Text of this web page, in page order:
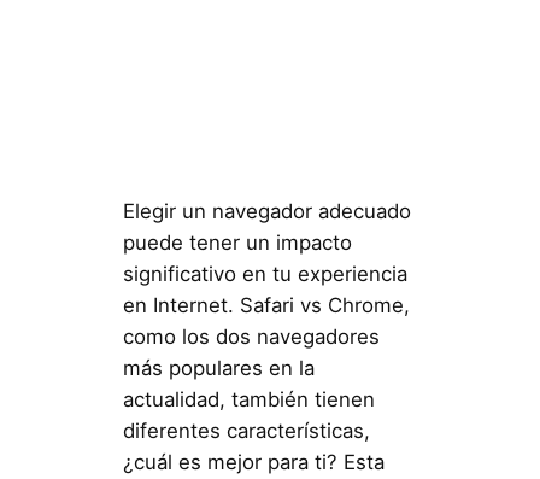
Elegir un navegador adecuado
puede tener un impacto
significativo en tu experiencia
en Internet. Safari vs Chrome,
como los dos navegadores
más populares en la
actualidad, también tienen
diferentes características,
¿cuál es mejor para ti? Esta